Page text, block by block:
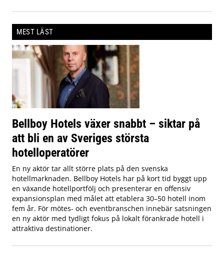
MEST LÄST
Bellboy Hotels växer snabbt – siktar på
att bli en av Sveriges största
hotelloperatörer
En ny aktör tar allt större plats på den svenska
hotellmarknaden. Bellboy Hotels har på kort tid byggt upp
en växande hotellportfölj och presenterar en offensiv
expansionsplan med målet att etablera 30–50 hotell inom
fem år. För mötes- och eventbranschen innebär satsningen
en ny aktör med tydligt fokus på lokalt förankrade hotell i
attraktiva destinationer.